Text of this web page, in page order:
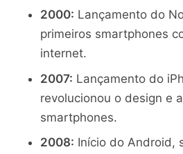
2000: Lançamento do
primeiros smartphones
internet.
2007: Lançamento do
revolucionou o design e
smartphones.
2008: Início do Android,